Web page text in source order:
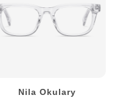
Nila Okulary